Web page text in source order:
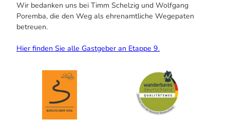
Wir bedanken uns bei Timm Schelzig und Wolfgang
Poremba, die den Weg als ehrenamtliche Wegepaten
betreuen.
Hier finden Sie alle Gastgeber an Etappe 9.